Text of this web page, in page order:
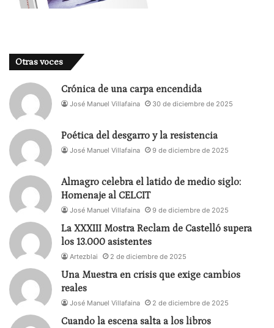
Otras voces
Crónica de una carpa encendida
José Manuel Villafaina 30 de diciembre de 2025
Poética del desgarro y la resistencia
José Manuel Villafaina 9 de diciembre de 2025
Almagro celebra el latido de medio siglo:
Homenaje al CELCIT
José Manuel Villafaina 9 de diciembre de 2025
La XXXIII Mostra Reclam de Castelló supera
los 13.000 asistentes
Artezblai 2 de diciembre de 2025
Una Muestra en crisis que exige cambios
reales
José Manuel Villafaina 2 de diciembre de 2025
Cuando la escena salta a los libros